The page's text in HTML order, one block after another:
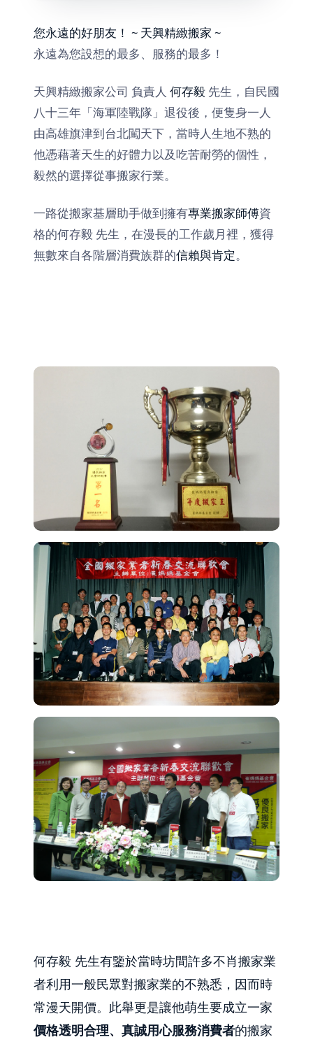
您永遠的好朋友！ ~ 天興精緻搬家 ~
永遠為您設想的最多、服務的最多！
天興精緻搬家公司 負責人 何存毅 先生，自民國
八十三年「海軍陸戰隊」退役後，便隻身一人
由高雄旗津到台北闖天下，當時人生地不熟的
他憑藉著天生的好體力以及吃苦耐勞的個性，
毅然的選擇從事搬家行業。
一路從搬家基層助手做到擁有專業搬家師傅資
格的何存毅 先生，在漫長的工作歲月裡，獲得
無數來自各階層消費族群的信賴與肯定。
何存毅 先生有鑒於當時坊間許多不肖搬家業
者利用一般民眾對搬家業的不熟悉，因而時
常漫天開價。此舉更是讓他萌生要成立一家
價格透明合理、真誠用心服務消費者的搬家